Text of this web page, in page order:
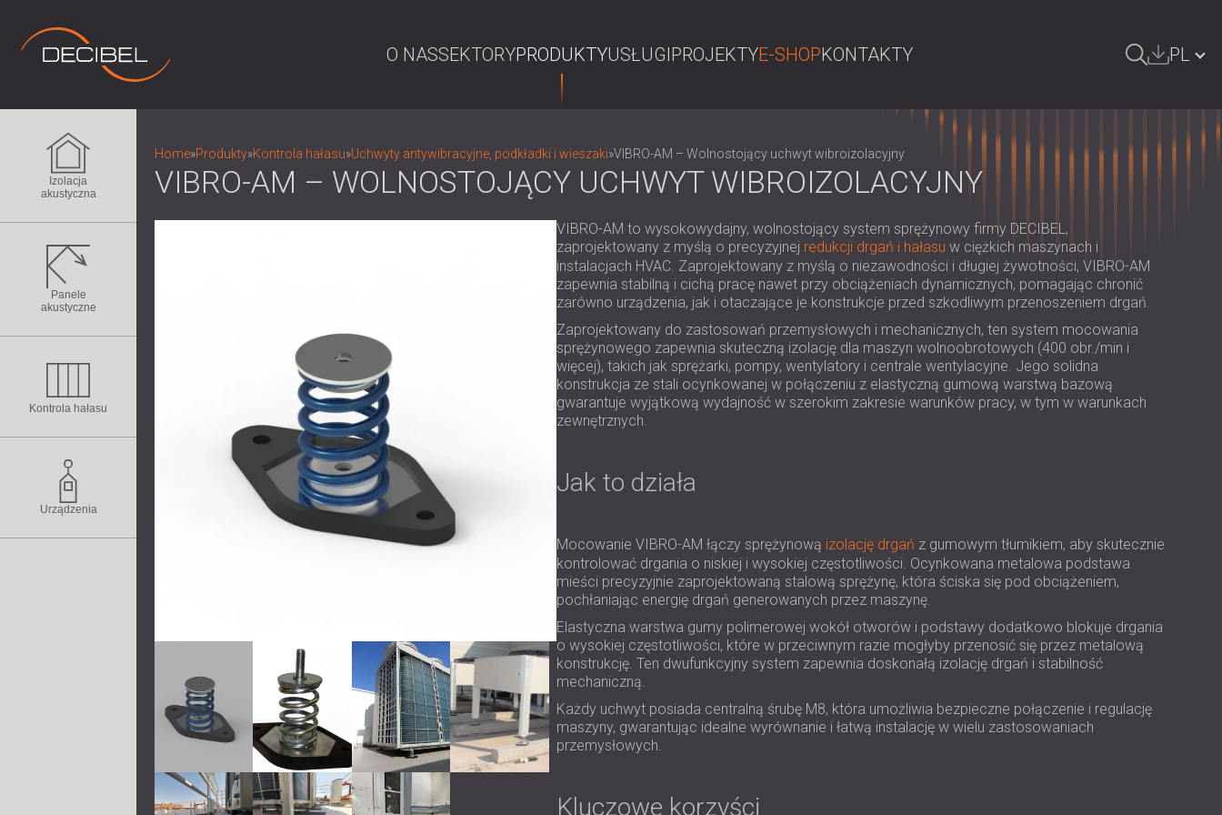
O NASSEKTORYPRODUKTYUSŁUGIPROJEKTYE-SHOPKONTAKTY PL
ÖSTERREICH | AT
SRBIJA | RS
ROMÂNIA | RO
FINLAND | FI
РОССИЯ | RU
USA | US
Izolacja
akustyczna
Panele
akustyczne
Kontrola hałasu
Urządzenia
Home»Produkty»Kontrola hałasu»Uchwyty antywibracyjne, podkładki i wieszaki»VIBRO-AM – Wolnostojący uchwyt wibroizolacyjny
VIBRO-AM – WOLNOSTOJĄCY UCHWYT WIBROIZOLACYJNY
VIBRO-AM to wysokowydajny, wolnostojący system sprężynowy firmy DECIBEL,
zaprojektowany z myślą o precyzyjnej redukcji drgań i hałasu w ciężkich maszynach i
instalacjach HVAC. Zaprojektowany z myślą o niezawodności i długiej żywotności, VIBRO-AM
zapewnia stabilną i cichą pracę nawet przy obciążeniach dynamicznych, pomagając chronić
zarówno urządzenia, jak i otaczające je konstrukcje przed szkodliwym przenoszeniem drgań.
Zaprojektowany do zastosowań przemysłowych i mechanicznych, ten system mocowania
sprężynowego zapewnia skuteczną izolację dla maszyn wolnoobrotowych (400 obr./min i
więcej), takich jak sprężarki, pompy, wentylatory i centrale wentylacyjne. Jego solidna
konstrukcja ze stali ocynkowanej w połączeniu z elastyczną gumową warstwą bazową
gwarantuje wyjątkową wydajność w szerokim zakresie warunków pracy, w tym w warunkach
zewnętrznych.
Jak to działa
Mocowanie VIBRO-AM łączy sprężynową izolację drgań z gumowym tłumikiem, aby skutecznie
kontrolować drgania o niskiej i wysokiej częstotliwości. Ocynkowana metalowa podstawa
mieści precyzyjnie zaprojektowaną stalową sprężynę, która ściska się pod obciążeniem,
pochłaniając energię drgań generowanych przez maszynę.
Elastyczna warstwa gumy polimerowej wokół otworów i podstawy dodatkowo blokuje drgania
o wysokiej częstotliwości, które w przeciwnym razie mogłyby przenosić się przez metalową
konstrukcję. Ten dwufunkcyjny system zapewnia doskonałą izolację drgań i stabilność
mechaniczną.
Każdy uchwyt posiada centralną śrubę M8, która umożliwia bezpieczne połączenie i regulację
maszyny, gwarantując idealne wyrównanie i łatwą instalację w wielu zastosowaniach
przemysłowych.
Kluczowe korzyści